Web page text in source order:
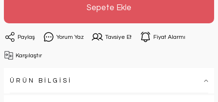
Sepete Ekle
Paylaş Yorum Yaz Tavsiye Et Fiyat Alarmı
Karşılaştır
ÜRÜN BİLGİSİ